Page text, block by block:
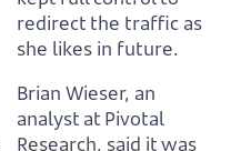
redirect the traffic as
she likes in future.
Brian Wieser, an
analyst at Pivotal
Research, said it was